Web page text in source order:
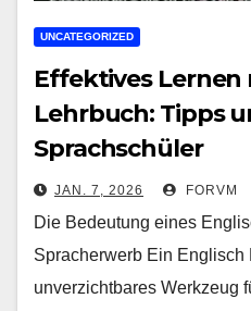
UNCATEGORIZED
Effektives
Lehrbuch: Tipps
Sprachschüler
JAN. 7, 2026 FORVM
Die Bedeutung eines
Spracherwerb Ein Englisch
unverzichtbares Werkzeug